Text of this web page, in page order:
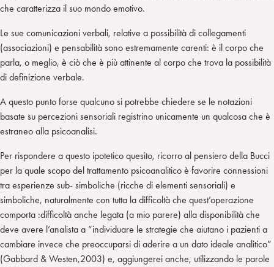
che caratterizza il suo mondo emotivo.
Le sue comunicazioni verbali, relative a possibilità di collegamenti
(associazioni) e pensabilità sono estremamente carenti: è il corpo che
parla, o meglio, è ciò che è più attinente al corpo che trova la possibilità
di definizione verbale.
A questo punto forse qualcuno si potrebbe chiedere se le notazioni
basate su percezioni sensoriali registrino unicamente un qualcosa che è
estraneo alla psicoanalisi.
Per rispondere a questo ipotetico quesito, ricorro al pensiero della Bucci
per la quale scopo del trattamento psicoanalitico è favorire connessioni
tra esperienze sub- simboliche (ricche di elementi sensoriali) e
simboliche, naturalmente con tutta la difficoltà che quest’operazione
comporta :difficoltà anche legata (a mio parere) alla disponibilità che
deve avere l’analista a “individuare le strategie che aiutano i pazienti a
cambiare invece che preoccuparsi di aderire a un dato ideale analitico”
(Gabbard & Westen,2003) e, aggiungerei anche, utilizzando le parole